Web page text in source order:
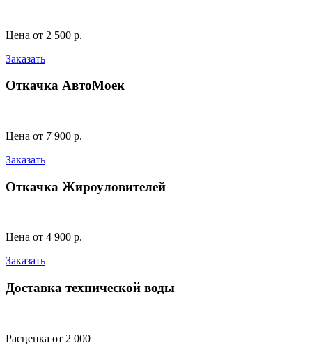
Цена от 2 500 р.
Заказать
Откачка АвтоМоек
Цена от 7 900 р.
Заказать
Откачка Жироуловителей
Цена от 4 900 р.
Заказать
Доставка технической воды
Расценка от 2 000